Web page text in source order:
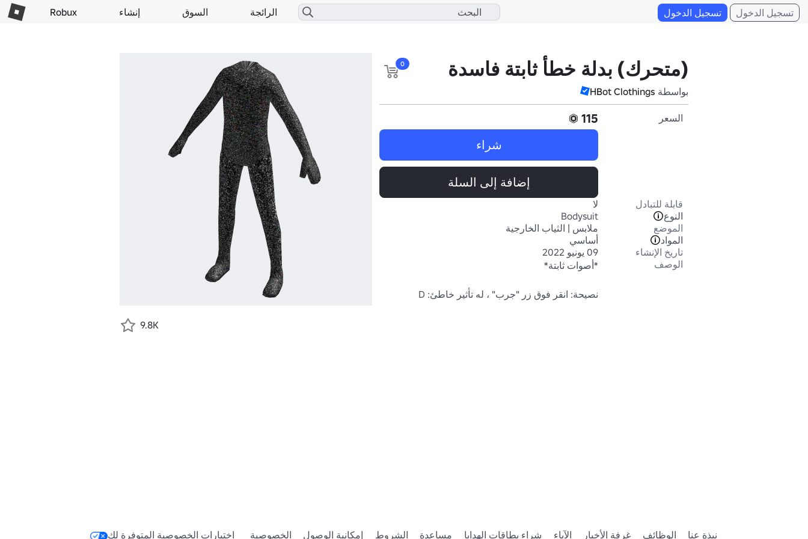
الرائجة السوق إنشاء Robux تسجيل الدخول تسجيل الدخول
(متحرك) بدلة خطأ ثابتة فاسدة
بواسطة HBot Clothings
0
السعر
115
شراء
إضافة إلى السلة
قابلة للتبادل
لا
النوع
Bodysuit
الموضع
ملابس | الثياب الخارجية
المواد
أساسي
تاريخ الإنشاء
09 يونيو 2022
الوصف
نصيحة: انقر فوق زر "جرب" ، له تأثير خاطئ: D
9.8K
نبذة عنا الوظائف غرفة الأخبار الآباء شراء بطاقات الهدايا مساعدة الشروط إمكانية الوصول الخصوصية اختيارات الخصوصية المتوفرة لك